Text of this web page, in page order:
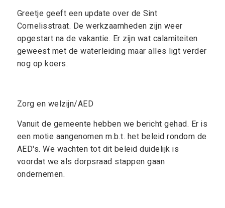
Greetje geeft een update over de Sint
Cornelisstraat. De werkzaamheden zijn weer
opgestart na de vakantie. Er zijn wat calamiteiten
geweest met de waterleiding maar alles ligt verder
nog op koers.
Zorg en welzijn/AED
Vanuit de gemeente hebben we bericht gehad. Er is
een motie aangenomen m.b.t. het beleid rondom de
AED's. We wachten tot dit beleid duidelijk is
voordat we als dorpsraad stappen gaan
ondernemen.